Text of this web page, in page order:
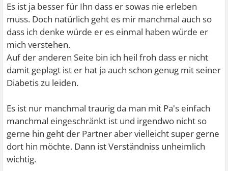
Es ist ja besser für Ihn dass er sowas nie erleben
muss. Doch natürlich geht es mir manchmal auch so
dass ich denke würde er es einmal haben würde er
mich verstehen.
Auf der anderen Seite bin ich heil froh dass er nicht
damit geplagt ist er hat ja auch schon genug mit seiner
Diabetis zu leiden.
Es ist nur manchmal traurig da man mit Pa's einfach
manchmal eingeschränkt ist und irgendwo nicht so
gerne hin geht der Partner aber vielleicht super gerne
dort hin möchte. Dann ist Verständniss unheimlich
wichtig.